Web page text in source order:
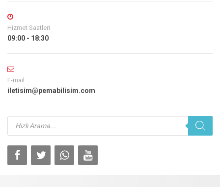
Hizmet Saatleri
09:00 - 18:30
E-mail
iletisim@pemabilisim.com
Products
search